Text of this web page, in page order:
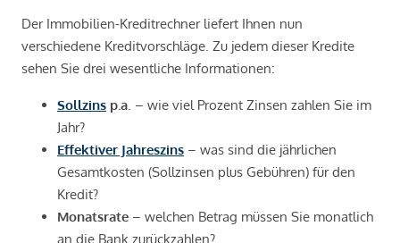
Der Immobilien-Kreditrechner liefert Ihnen nun
verschiedene Kreditvorschläge. Zu jedem dieser Kredite
sehen Sie drei wesentliche Informationen:
Sollzins p.a . – wie viel Prozent Zinsen zahlen Sie im
Jahr?
Effektiver Jahreszins – was sind die jährlichen
Gesamtkosten (Sollzinsen plus Gebühren) für den
Kredit?
Monatsrate – welchen Betrag müssen Sie monatlich
an die Bank zurückzahlen?